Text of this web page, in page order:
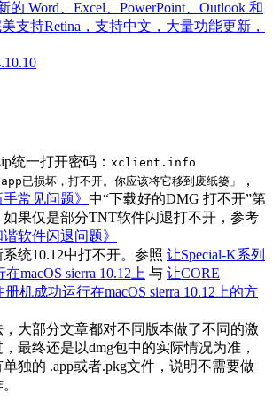
的 Word、Excel、PowerPoint、Outlook 和
支持Retina，支持中文，大量功能更新，
统一打开密码： xclient.info
已损坏，打不开。你应该将它移到废纸篓」
，
手常见问题》 中“下载好的DMG 打不开”第
如果仅是部分TNT软件闪退打不开，参考
谐软件闪退问题》
统10.12中打不开。参照 让Special-K系列
macOS sierra 10.12上 与 让CORE
机成功运行在macOS sierra 10.12上的方
大部分文章都对不同版本做了不同的激
最终还是以dmg包中的实际情况为准，
独的 .app或者.pkg文件，说明不需要做